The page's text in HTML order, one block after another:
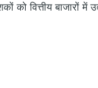
को वित्तीय बाजारों में